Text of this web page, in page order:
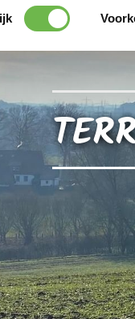
plaatsvinden.
u hier graag meer